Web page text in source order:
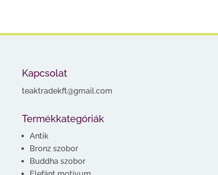
Kapcsolat
teaktradekft@gmail.com
Termékkategóriák
Antik
Bronz szobor
Buddha szobor